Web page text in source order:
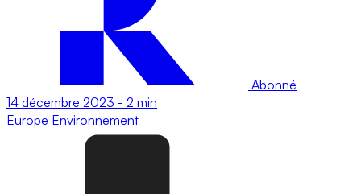
Abonné
14 décembre 2023 - 2 min
Europe Environnement